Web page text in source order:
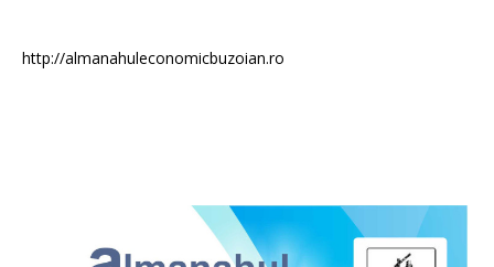
http://almanahuleconomicbuzoian.ro